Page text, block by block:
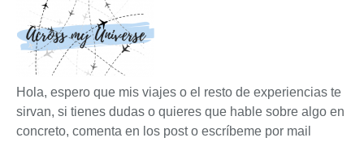
Hola, espero que mis viajes o el resto de experiencias te
sirvan, si tienes dudas o quieres que hable sobre algo en
concreto, comenta en los post o escríbeme por mail